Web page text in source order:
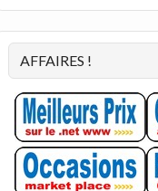
AFFAIRES !